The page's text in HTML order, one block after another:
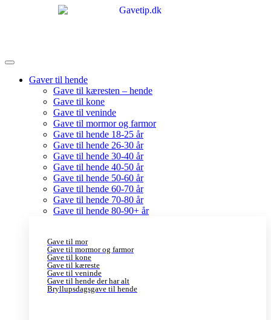
Gaver til hende
Gave til kæresten – hende
Gave til kone
Gave til veninde
Gave til mormor og farmor
Gave til hende 18-25 år
Gave til hende 26-30 år
Gave til hende 30-40 år
Gave til hende 40-50 år
Gave til hende 50-60 år
Gave til hende 60-70 år
Gave til hende 70-80 år
Gave til hende 80-90+ år
Gave til mor
Gave til mormor og farmor
Gave til kone
Gave til kæreste
Gave til veninde
Gave til hende der har alt
Bryllupsdagsgave til hende